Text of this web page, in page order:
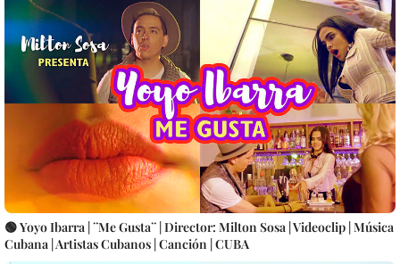
🟢 Yoyo Ibarra | ¨Me Gusta¨ | Director: Milton Sosa | Videoclip | Música
Cubana | Artistas Cubanos | Canción | CUBA